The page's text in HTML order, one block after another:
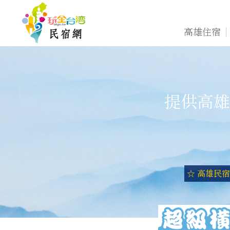
高雄住宿
提供高
☆ 高雄民